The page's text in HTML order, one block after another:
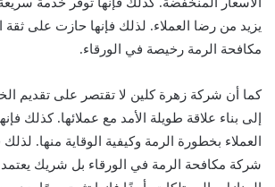
يزيد من رضا العملاء. لذلك فإنها حازت على
مكافحة الرمة رخيصة في الورقاء.
كما أن شركة زهرة كلين لا تقتصر على تقديم
إلى بناء علاقة طويلة الأمد مع عملائها. كذلك
العملاء بخطورة الرمة وكيفية الوقاية منها.
شركة مكافحة الرمة في الورقاء بل شريك